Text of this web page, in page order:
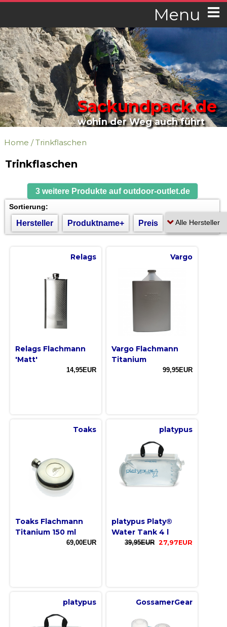
Menu
Sackundpack.de
wohin der Weg auch führt
Home /Trinkflaschen
Trinkflaschen
3 weitere Produkte auf outdoor-outlet.de
Sortierung:
Hersteller Produktname+ Preis
Relags
Relags Flachmann
'Matt'
14,95EUR
Vargo
Vargo Flachmann
Titanium
99,95EUR
Toaks
Toaks Flachmann
Titanium 150 ml
69,00EUR
platypus
platypus Platy®
Water Tank 4 l
39,95EUR 27,97EUR
platypus GossamerGear